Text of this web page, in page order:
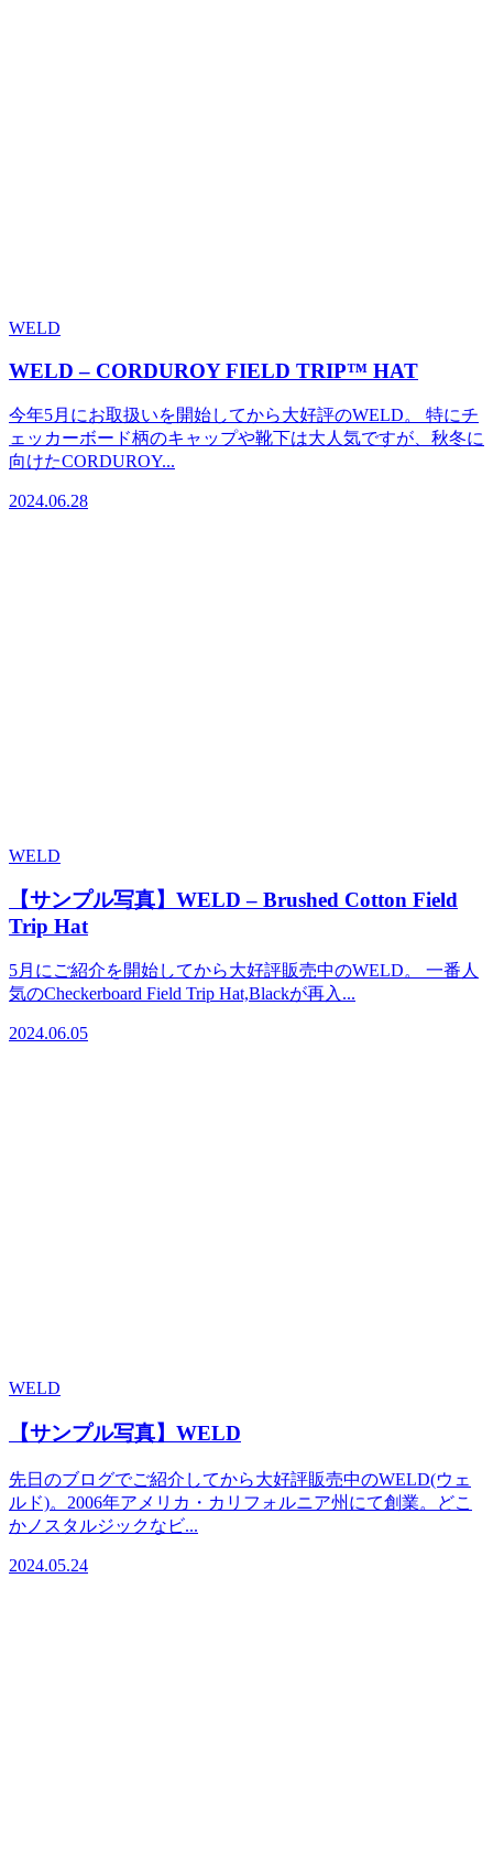
WELD
WELD – CORDUROY FIELD TRIP™ HAT
今年5月にお取扱いを開始してから大好評のWELD。 特にチ
ェッカーボード柄のキャップや靴下は大人気ですが、秋冬に
向けたCORDUROY...
2024.06.28
WELD
【サンプル写真】WELD – Brushed Cotton Field
Trip Hat
5月にご紹介を開始してから大好評販売中のWELD。 一番人
気のCheckerboard Field Trip Hat,Blackが再入...
2024.06.05
WELD
【サンプル写真】WELD
先日のブログでご紹介してから大好評販売中のWELD(ウェ
ルド)。2006年アメリカ・カリフォルニア州にて創業。どこ
かノスタルジックなビ...
2024.05.24